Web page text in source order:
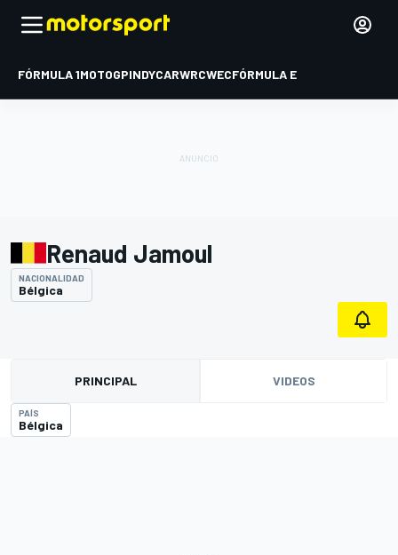
FÓRMULA 1MOTOGPINDYCARWRCWECFÓRMULA E
Renaud Jamoul
NACIONALIDAD
Bélgica
PRINCIPAL VIDEOS
PAÍS
Bélgica